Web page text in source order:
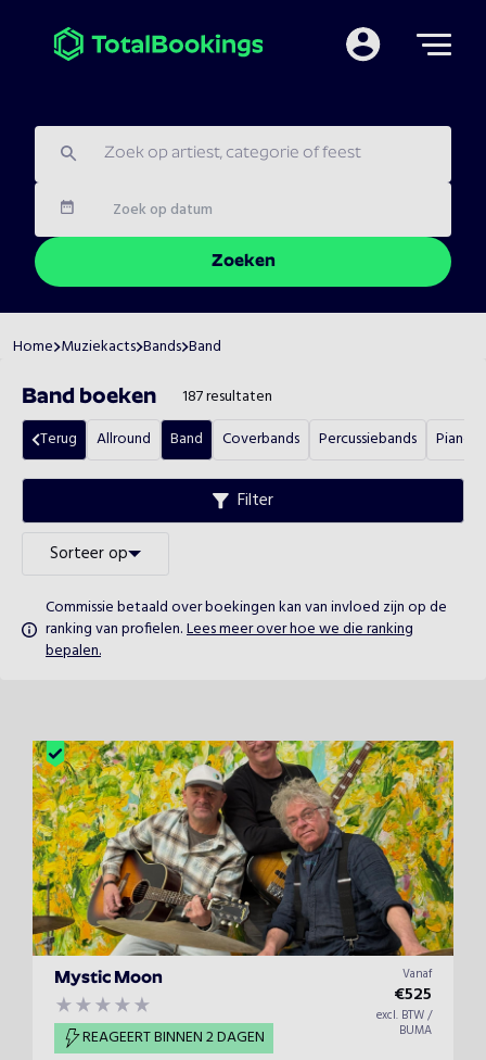
Mijn
Datum
Zoeken
Home Muziekacts Bands Band
Band boeken 187resultaten
Terug
Allround Band Coverbands Percussiebands
Filter
Sorteer op
Commissie betaald over boekingen kan van invloed zijn op de
ranking van profielen.Lees meer over hoe we die ranking
bepalen.
Mystic Moon
REAGEERT BINNEN 2 DAGEN
Vanaf
€525
excl. BTW /
BUMA